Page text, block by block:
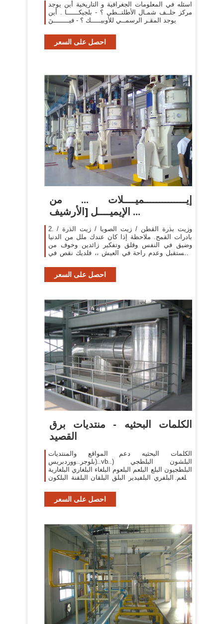
اسئله في المعلومات الجغرافية و التاريخية أين يوجد
مركز حلــف شمـال الأطلنــطي ؟ - بلجيكــــــا . أين
يوجد المقـر الرسمــي للأوبيـــــك ؟ - فيــــــــنَ
احصل على السعر
إيــــــــــــــميــــلات ... من
الإيميــــل [الأرشيف ...
2. وزيت بذرة القطن / زيت الصويا / زيت الذرة /
بادرات القمح. ملاحظة إذا كان عندك ملل من الدنيا
وضيق في النفس وقلق وتفكير زائدين وخوف من
المستقبل وعدم راحة في العيش ،، فلديك نقص في
احصل على السعر
الكلمات البحثيه - منتديات برق
القصيد
الكلمات البحثيه دعم المواقع والمنتديات
(بلوجر..ووردبريس..vb..) البلشون البلطجي
البلطجيون البلع البلعم البلعوم البلغاء البلغاري البلغارية
البلغم البلفري البلفيدير البلق البلقان البلقنة البلكون
احصل على السعر